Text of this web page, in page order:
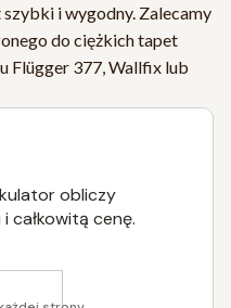
i wygodny. Zalecamy
do ciężkich tapet
Flügger 377, Wallfix lub
obliczy
całkowitą cenę.